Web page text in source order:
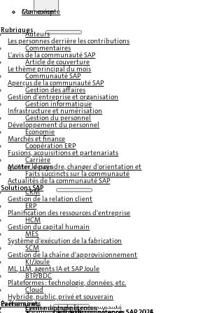
Connexion
Mon compte
RubriquesAuteurs
Les personnes derrière les contributions
Commentaires
L'avis de la communauté SAP
Article de couverture
Le thème principal du mois
Communauté SAP
Aperçus de la communauté SAP
Gestion des affaires
Gestion d'entreprise et organisation
Gestion informatique
Infrastructure et numérisation
Gestion du personnel
Développement du personnel
Économie
Marchés et finance
Coopération ERP
Fusions, acquisitions et partenariats
Carrière
Monter, descendre, changer d'orientation et quitter le pays
Faits succincts sur la communauté
Actualités de la communauté SAP
Solutions SAP
CRM
Gestion de la relation client
ERP
Planification des ressources d'entreprise
HCM
Gestion du capital humain
MES
Système d'exécution de la fabrication
SCM
Gestion de la chaîne d'approvisionnement
KI/Joule
ML, LLM, agents IA et SAP Joule
BTP/BDC
Plateformes : technologie, données, etc.
Cloud
Hybride, public, privé et souverain
Partenaires
ÉvénementsÉvénements de la communauté
Centre de compétences